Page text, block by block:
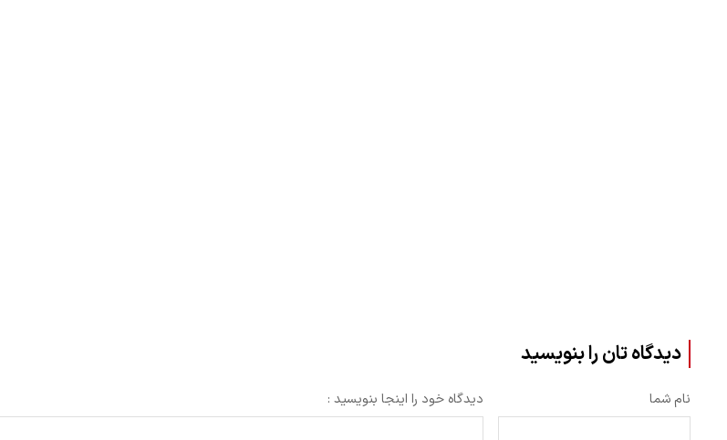
دیدگاه تان را بنویسید
نام شما دیدگاه خود را اینجا بنویسید :